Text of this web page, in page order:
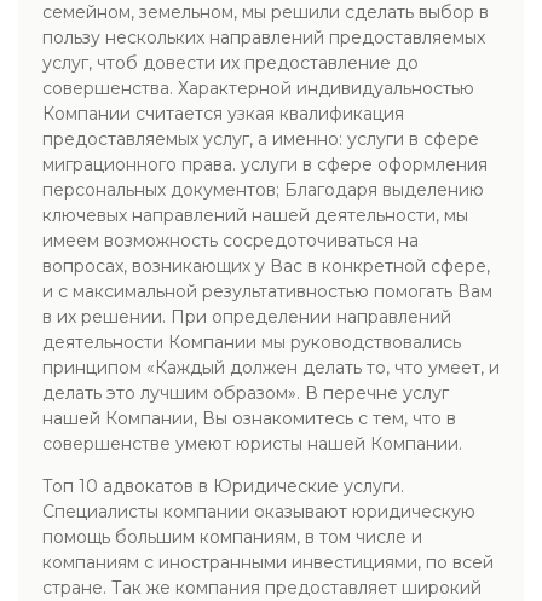
семейном, земельном, мы решили сделать выбор в
пользу нескольких направлений предоставляемых
услуг, чтоб довести их предоставление до
совершенства. Характерной индивидуальностью
Компании считается узкая квалификация
предоставляемых услуг, а именно: услуги в сфере
миграционного права. услуги в сфере оформления
персональных документов; Благодаря выделению
ключевых направлений нашей деятельности, мы
имеем возможность сосредоточиваться на
вопросах, возникающих у Вас в конкретной сфере,
и с максимальной результативностью помогать Вам
в их решении. При определении направлений
деятельности Компании мы руководствовались
принципом «Каждый должен делать то, что умеет, и
делать это лучшим образом». В перечне услуг
нашей Компании, Вы ознакомитесь с тем, что в
совершенстве умеют юристы нашей Компании.
Топ 10 адвокатов в Юридические услуги.
Специалисты компании оказывают юридическую
помощь большим компаниям, в том числе и
компаниям с иностранными инвестициями, по всей
стране. Так же компания предоставляет широкий